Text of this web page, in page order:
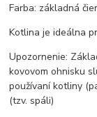
Farba: základná
Kotlina je ideálna
Upozornenie:
kovovom ohnisku
používaní kotliny
(tzv. spáli)